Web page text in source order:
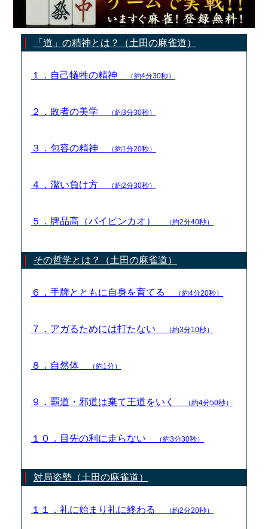
「道」の精神とは？（土田の麻雀道）
１．自己犠牲の精神 （約4分30秒）
２．敗者の美学 （約3分30秒）
３．包容の精神 （約1分20秒）
４．潔い負け方 （約2分30秒）
５．牌品高（パイピンカオ） （約2分40秒）
その哲学とは？（土田の麻雀道）
６．手牌とともに自身を育てる （約4分20秒）
７．アガるためには打たない （約3分10秒）
８．自然体 （約1分）
９．覇道・邪道は棄て王道をいく （約4分50秒）
１０．目先の利に走らない （約3分30秒）
対局姿勢（土田の麻雀道）
１１．礼に始まり礼に終わる （約2分20秒）